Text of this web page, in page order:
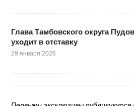
Глава Тамбовского округа
уходит в отставку
29 января 2026